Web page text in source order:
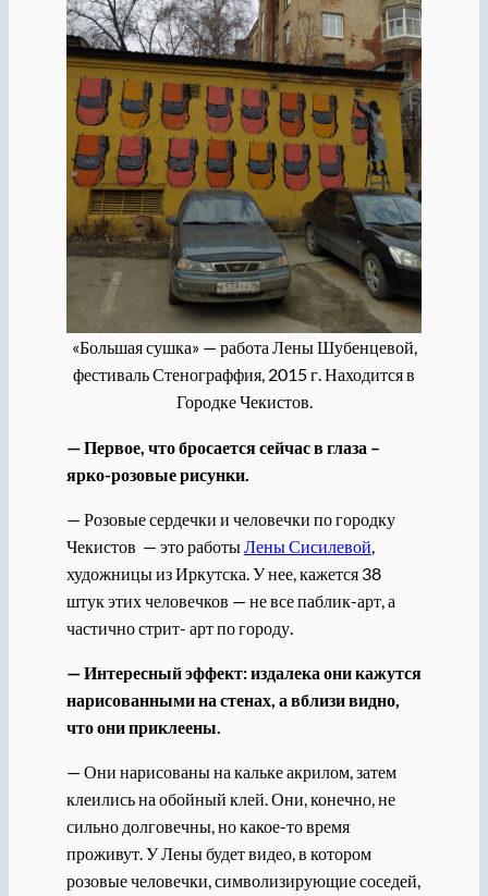
«Большая сушка» — работа Лены Шубенцевой,
фестиваль Стенограффия, 2015 г. Находится в
Городке Чекистов.
— Первое, что бросается сейчас в глаза –
ярко-розовые рисунки.
— Розовые сердечки и человечки по городку
Чекистов — это работыЛены Сисилевой,
художницы из Иркутска. У нее, кажется 38
штук этих человечков — не все паблик-арт, а
частично стрит- арт по городу.
— Интересный эффект: издалека они кажутся
нарисованными на стенах, а вблизи видно,
что они приклеены.
— Они нарисованы на кальке акрилом, затем
клеились на обойный клей. Они, конечно, не
сильно долговечны, но какое-то время
проживут. У Лены будет видео, в котором
розовые человечки, символизирующие соседей,